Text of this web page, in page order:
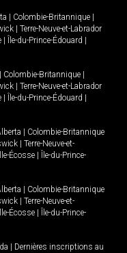
Colombie-Britannique
Terre-Neuve-et-Labrador
Île-du-Prince-Édouard
Colombie-Britannique
Terre-Neuve-et-Labrador
Île-du-Prince-Édouard
Colombie-Britannique
Terre-Neuve-et-
Écosse
Île-du-Prince-
Colombie-Britannique
Terre-Neuve-et-
Écosse
Île-du-Prince-
Dernières inscriptions au